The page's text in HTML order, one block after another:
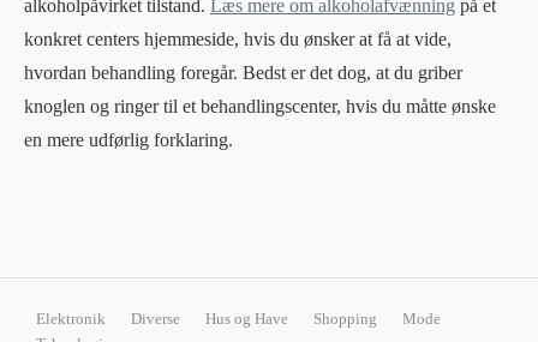
alkoholpåvirket tilstand. Læs mere om alkoholafvænning på et
konkret centers hjemmeside, hvis du ønsker at få at vide,
hvordan behandling foregår. Bedst er det dog, at du griber
knoglen og ringer til et behandlingscenter, hvis du måtte ønske
en mere udførlig forklaring.
Elektronik Diverse Hus og Have Shopping
Mode